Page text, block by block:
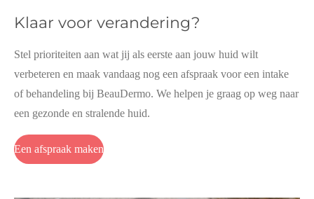
Klaar voor verandering?
Stel prioriteiten aan wat jij als eerste aan jouw huid wilt
verbeteren en maak vandaag nog een afspraak voor een intake
of behandeling bij BeauDermo. We helpen je graag op weg naar
een gezonde en stralende huid.
Een afspraak maken